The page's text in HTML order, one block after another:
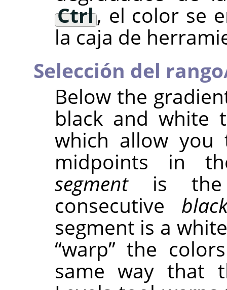
Ctrl, el color se
la caja de
Selección del
Below the
black and white
which allow you
midpoints in
segmentis the
consecutive
segment is a
“warp” the
same way that